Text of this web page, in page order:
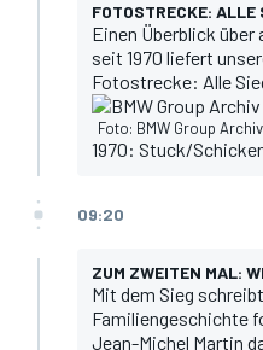
FOTOSTRECKE: ALLE
Einen Überblick über
seit 1970 liefert
Fotostrecke: Alle
Foto: BMW Group Archiv
1970: Stuck/
09:20
ZUM ZWEITEN MAL:
Mit dem Sieg
Familiengeschichte
Jean-Michel Martin